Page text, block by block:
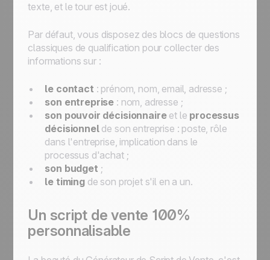
texte, et le tour est joué.
Par défaut, vous disposez des blocs de questions
classiques de qualification pour collecter des
informations sur :
le contact : prénom, nom, email, adresse ;
son entreprise : nom, adresse ;
son pouvoir décisionnaireet le processus
décisionnelde son entreprise : poste, rôle
dans l'entreprise, implication dans le
processus d'achat ;
son budget ;
le timingde son projet s'il en a un.
Un script de vente 100%
personnalisable